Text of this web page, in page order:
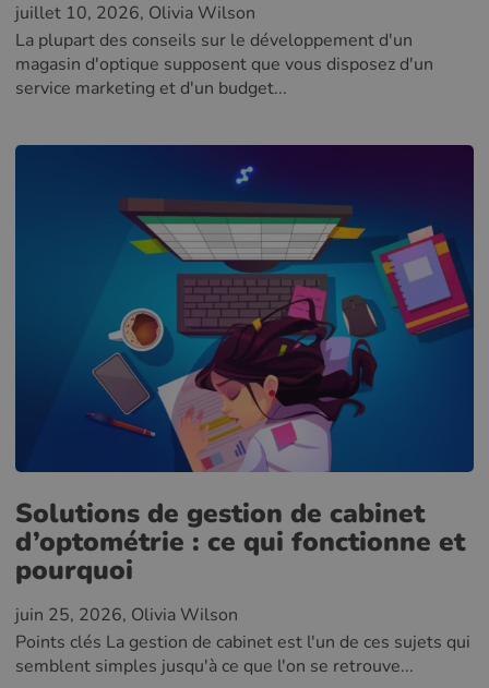
juillet 10, 2026, Olivia Wilson
La plupart des conseils sur le développement d'un
magasin d'optique supposent que vous disposez d'un
service marketing et d'un budget...
Solutions de gestion de cabinet
d’optométrie : ce qui fonctionne et
pourquoi
juin 25, 2026, Olivia Wilson
Points clés La gestion de cabinet est l'un de ces sujets qui
semblent simples jusqu'à ce que l'on se retrouve...